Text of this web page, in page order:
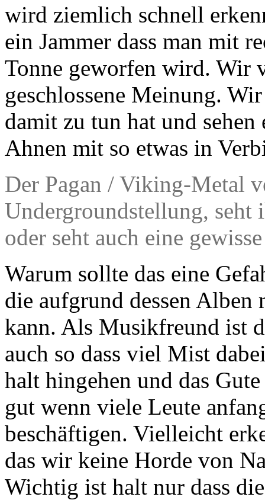
wird ziemlich schnell
ein Jammer dass man mit
Tonne geworfen wird. Wir
geschlossene Meinung.
damit zu tun hat und sehen
Ahnen mit so etwas in
Der Pagan / Viking-Metal
Undergroundstellung,
oder seht auch eine
Warum sollte das eine
die aufgrund dessen Alben
kann. Als Musikfreund ist
auch so dass viel Mist
halt hingehen und das
gut wenn viele Leute
beschäftigen. Vielleicht
das wir keine Horde von
Wichtig ist halt nur dass